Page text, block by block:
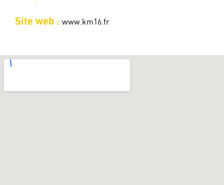
Site web : www.km16.fr